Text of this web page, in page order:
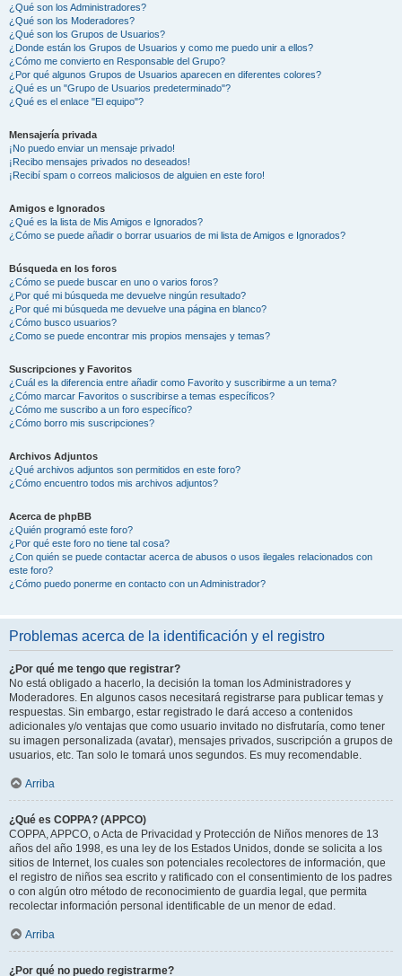
¿Qué son los Administradores?
¿Qué son los Moderadores?
¿Qué son los Grupos de Usuarios?
¿Donde están los Grupos de Usuarios y como me puedo unir a ellos?
¿Cómo me convierto en Responsable del Grupo?
¿Por qué algunos Grupos de Usuarios aparecen en diferentes colores?
¿Qué es un "Grupo de Usuarios predeterminado"?
¿Qué es el enlace "El equipo"?
Mensajería privada
¡No puedo enviar un mensaje privado!
¡Recibo mensajes privados no deseados!
¡Recibí spam o correos maliciosos de alguien en este foro!
Amigos e Ignorados
¿Qué es la lista de Mis Amigos e Ignorados?
¿Cómo se puede añadir o borrar usuarios de mi lista de Amigos e Ignorados?
Búsqueda en los foros
¿Cómo se puede buscar en uno o varios foros?
¿Por qué mi búsqueda me devuelve ningún resultado?
¿Por qué mi búsqueda me devuelve una página en blanco?
¿Cómo busco usuarios?
¿Como se puede encontrar mis propios mensajes y temas?
Suscripciones y Favoritos
¿Cuál es la diferencia entre añadir como Favorito y suscribirme a un tema?
¿Cómo marcar Favoritos o suscribirse a temas específicos?
¿Cómo me suscribo a un foro específico?
¿Cómo borro mis suscripciones?
Archivos Adjuntos
¿Qué archivos adjuntos son permitidos en este foro?
¿Cómo encuentro todos mis archivos adjuntos?
Acerca de phpBB
¿Quién programó este foro?
¿Por qué este foro no tiene tal cosa?
¿Con quién se puede contactar acerca de abusos o usos ilegales relacionados con
este foro?
¿Cómo puedo ponerme en contacto con un Administrador?
Problemas acerca de la identificación y el registro
¿Por qué me tengo que registrar?
No está obligado a hacerlo, la decisión la toman los Administradores y
Moderadores. En algunos casos necesitará registrarse para publicar temas y
respuestas. Sin embargo, estar registrado le dará acceso a contenidos
adicionales y/o ventajas que como usuario invitado no disfrutaría, como tener
su imagen personalizada (avatar), mensajes privados, suscripción a grupos de
usuarios, etc. Tan solo le tomará unos segundos. Es muy recomendable.
Arriba
¿Qué es COPPA? (APPCO)
COPPA, APPCO, o Acta de Privacidad y Protección de Niños menores de 13
años del año 1998, es una ley de los Estados Unidos, donde se solicita a los
sitios de Internet, los cuales son potenciales recolectores de información, que
el registro de niños sea escrito y ratificado con el consentimiento de los padres
o con algún otro método de reconocimiento de guardia legal, que permita
recolectar información personal identificable de un menor de edad.
Arriba
¿Por qué no puedo registrarme?